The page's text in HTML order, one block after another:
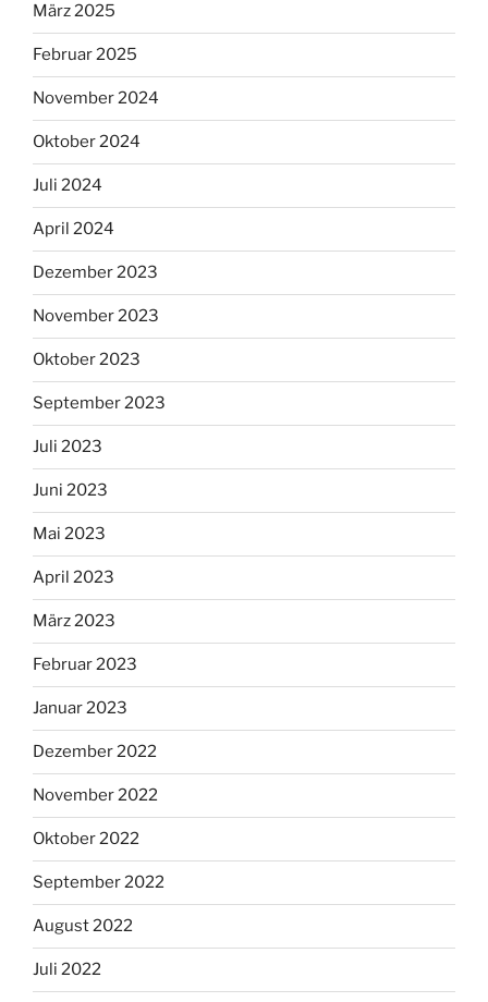
März 2025
Februar 2025
November 2024
Oktober 2024
Juli 2024
April 2024
Dezember 2023
November 2023
Oktober 2023
September 2023
Juli 2023
Juni 2023
Mai 2023
April 2023
März 2023
Februar 2023
Januar 2023
Dezember 2022
November 2022
Oktober 2022
September 2022
August 2022
Juli 2022